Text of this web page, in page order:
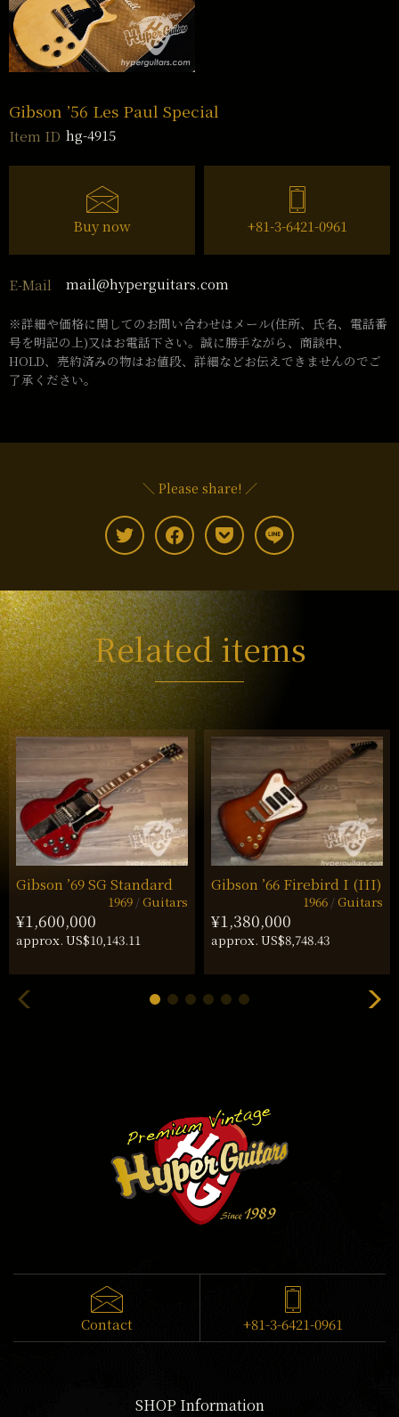
Gibson ’56 Les Paul Special
Item ID hg-4915
Buy now +81-3-6421-0961
E-Mail mail@hyperguitars.com
※詳細や価格に関してのお問い合わせはメール(住所、氏名、電話番
号を明記の上)又はお電話下さい。誠に勝手ながら、商談中、
HOLD、売約済みの物はお値段、詳細などお伝えできませんのでご
了承ください。
＼ Please share! ／
Related items
Gibson ’69 SG Standard
1969 Guitars
¥1,600,000
approx. US$10,143.11
Gibson ’66 Firebird I (III)
1966 Guitars
¥1,380,000
approx. US$8,748.43
Contact +81-3-6421-0961
SHOP Information